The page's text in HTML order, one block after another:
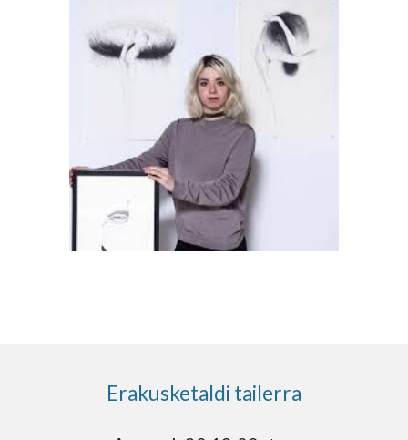
Erakusketaldi tailerra